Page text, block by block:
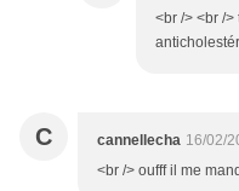
<br /> <br /
C cannellecha 16/02/
<br /> oufff il me